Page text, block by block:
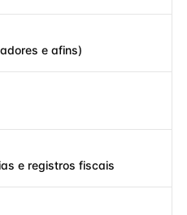
e afins)
e registros fiscais